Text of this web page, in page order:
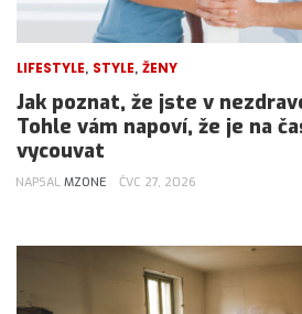
LIFESTYLE, STYLE, ŽENY
Jak poznat, že jste v
Tohle vám napoví, že je na
vycouvat
NAPSAL MZONE ČVC 27, 2026